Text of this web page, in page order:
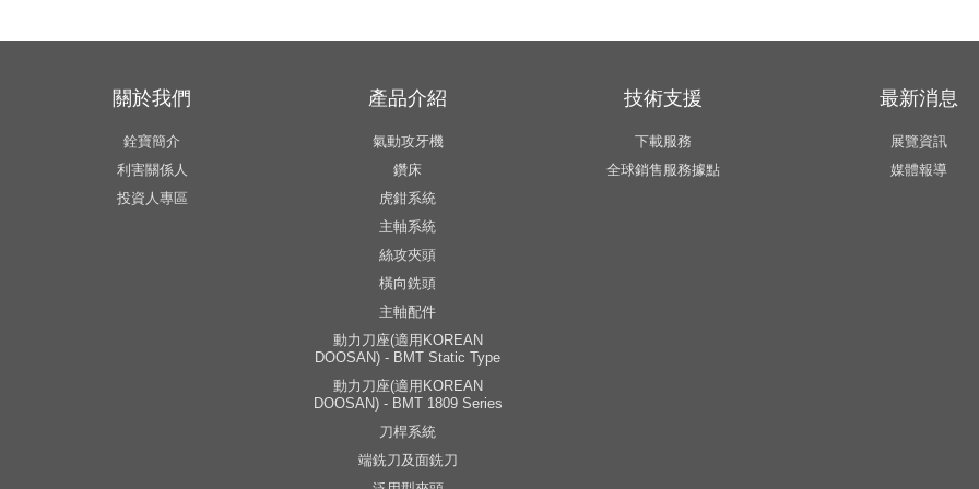
關於我們
銓寶簡介
利害關係人
投資人專區
產品介紹
氣動攻牙機
鑽床
虎鉗系統
主軸系統
絲攻夾頭
橫向銑頭
主軸配件
動力刀座(適用KOREAN
DOOSAN) - BMT Static Type
動力刀座(適用KOREAN
DOOSAN) - BMT 1809 Series
刀桿系統
端銑刀及面銑刀
技術支援
下載服務
全球銷售服務據點
最新消息
展覽資訊
媒體報導